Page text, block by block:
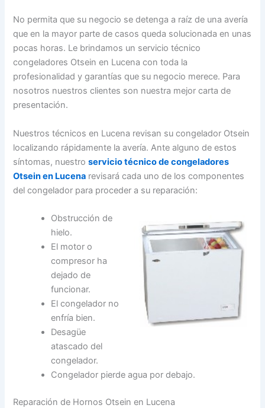
No permita que su negocio se detenga a raíz de una avería
que en la mayor parte de casos queda solucionada en unas
pocas horas. Le brindamos un servicio técnico
congeladores Otsein en Lucena con toda la
profesionalidad y garantías que su negocio merece. Para
nosotros nuestros clientes son nuestra mejor carta de
presentación.
Nuestros técnicos en Lucena revisan su congelador Otsein
localizando rápidamente la avería. Ante alguno de estos
síntomas, nuestroservicio técnico de congeladores
Otsein en Lucena revisará cada uno de los componentes
del congelador para proceder a su reparación:
Obstrucción de
hielo.
El motor o
compresor ha
dejado de
funcionar.
El congelador no
enfría bien.
Desagüe
atascado del
congelador.
Congelador pierde agua por debajo.
Reparación de Hornos Otsein en Lucena